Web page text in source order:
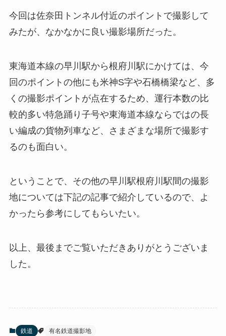
今回は佐奈田トンネル付近のポイントで撮影して
みたが、なかなかに良い撮影場所だった。
東海道本線の早川駅から根府川駅にかけては、今
回のポイントの他にも米神S字や石橋橋梁など、多
くの撮影ポイントが点在するため、運行本数の比
較的多い特急踊り子号や東海道本線ならではの長
い編成の貨物列車など、さまざまな場所で撮影す
るのも面白い。
ということで、その他の早川駅根府川駅間の撮影
地については下記の記事で紹介しているので、よ
かったら参考にしてもらいたい。
以上、最後までご覧いただきありがとうございま
した。
鉄道 有名鉄道撮影地